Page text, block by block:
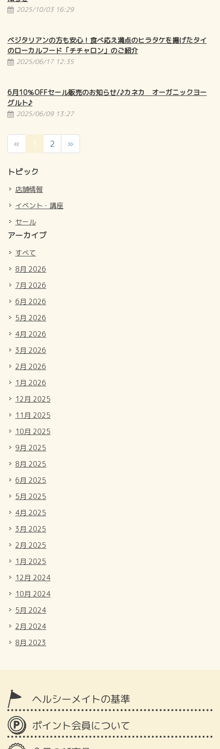
2025/10/03 16:29
ベジタリアンの方も安心！食べ応え満点のヒラタケを揚げたタイ
のローカルフード「チチャロン」のご紹介
2025/06/17 12:35
6月10％OFFセール販売のお知らせ/♪カネカ オーガニックヨー
グルト♪
2025/06/09 13:27
« 1
（こ
の
ペ
ジ）
2 »
トピック
店舗情報
イベント・講座
セール
アーカイブ
すべて
8月 2026
7月 2026
6月 2026
5月 2026
4月 2026
3月 2026
2月 2026
1月 2026
12月 2025
11月 2025
10月 2025
9月 2025
8月 2025
6月 2025
5月 2025
4月 2025
3月 2025
2月 2025
1月 2025
12月 2024
10月 2024
5月 2024
2月 2024
8月 2023
ヘルシーメイトの基準
ポイント会員について